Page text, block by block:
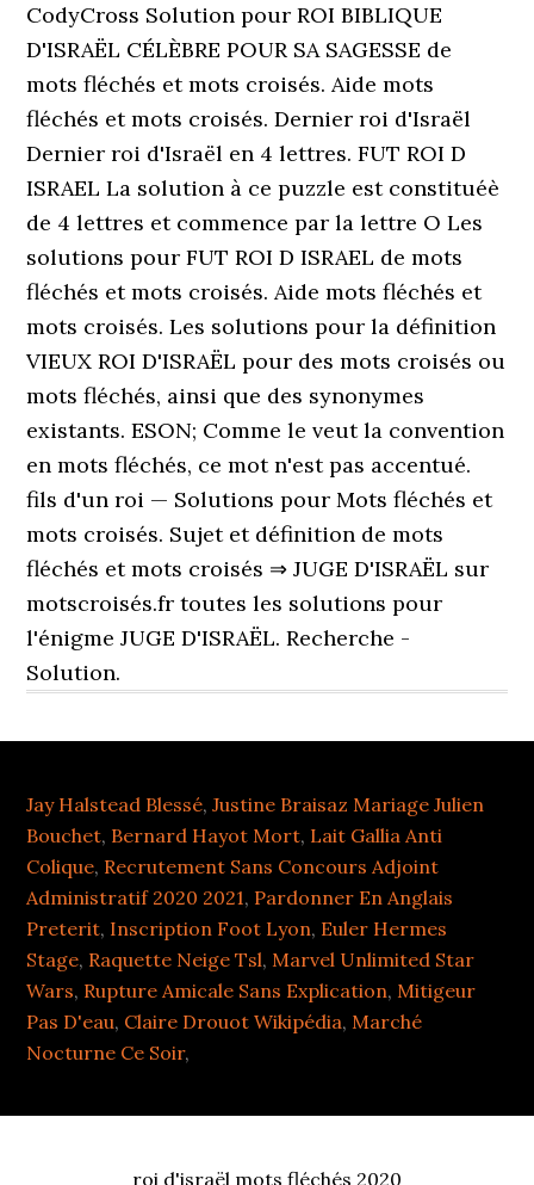
CodyCross Solution pour ROI BIBLIQUE
D'ISRAËL CÉLÈBRE POUR SA SAGESSE de
mots fléchés et mots croisés. Aide mots
fléchés et mots croisés. Dernier roi d'Israël
Dernier roi d'Israël en 4 lettres. FUT ROI D
ISRAEL La solution à ce puzzle est constituéè
de 4 lettres et commence par la lettre O Les
solutions pour FUT ROI D ISRAEL de mots
fléchés et mots croisés. Aide mots fléchés et
mots croisés. Les solutions pour la définition
VIEUX ROI D'ISRAËL pour des mots croisés ou
mots fléchés, ainsi que des synonymes
existants. ESON; Comme le veut la convention
en mots fléchés, ce mot n'est pas accentué.
fils d'un roi — Solutions pour Mots fléchés et
mots croisés. Sujet et définition de mots
fléchés et mots croisés ⇒ JUGE D'ISRAËL sur
motscroisés.fr toutes les solutions pour
l'énigme JUGE D'ISRAËL. Recherche -
Solution.
Jay Halstead Blessé,Justine Braisaz Mariage Julien
Bouchet, Bernard Hayot Mort, Lait Gallia Anti
Colique, Recrutement Sans Concours Adjoint
Administratif 2020 2021, Pardonner En Anglais
Preterit, Inscription Foot Lyon, Euler Hermes
Stage, Raquette Neige Tsl,Marvel Unlimited Star
Wars, Rupture Amicale Sans Explication,Mitigeur
Pas D'eau, Claire Drouot Wikipédia,Marché
Nocturne Ce Soir,
roi d'israël mots fléchés 2020